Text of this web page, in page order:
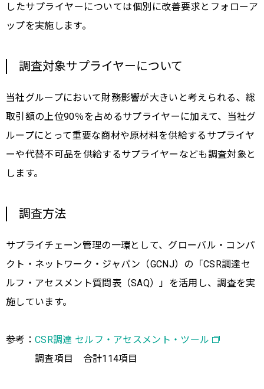
したサプライヤーについては個別に改善要求とフォローア
ップを実施します。
調査対象サプライヤーについて
当社グループにおいて財務影響が大きいと考えられる、総
取引額の上位90％を占めるサプライヤーに加えて、当社グ
ループにとって重要な商材や原材料を供給するサプライヤ
ーや代替不可品を供給するサプライヤーなども調査対象と
します。
調査方法
サプライチェーン管理の一環として、グローバル・コンパ
クト・ネットワーク・ジャパン（GCNJ）の「CSR調達セ
ルフ・アセスメント質問表（SAQ）」を活用し、調査を実
施しています。
参考： CSR調達 セルフ・アセスメント・ツール
調査項目 合計114項目